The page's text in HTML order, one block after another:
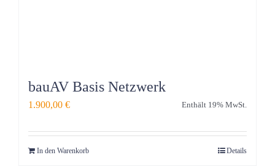
bauAV Basis Netzwerk
1.900,00 € Enthält 19% MwSt.
In den Warenkorb Details